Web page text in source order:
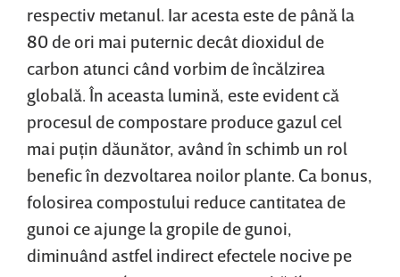
respectiv metanul. Iar acesta este de până la
80 de ori mai puternic decât dioxidul de
carbon atunci când vorbim de încălzirea
globală. În aceasta lumină, este evident că
procesul de compostare produce gazul cel
mai puţin dăunător, având în schimb un rol
benefic în dezvoltarea noilor plante. Ca bonus,
folosirea compostului reduce cantitatea de
gunoi ce ajunge la gropile de gunoi,
diminuând astfel indirect efectele nocive pe